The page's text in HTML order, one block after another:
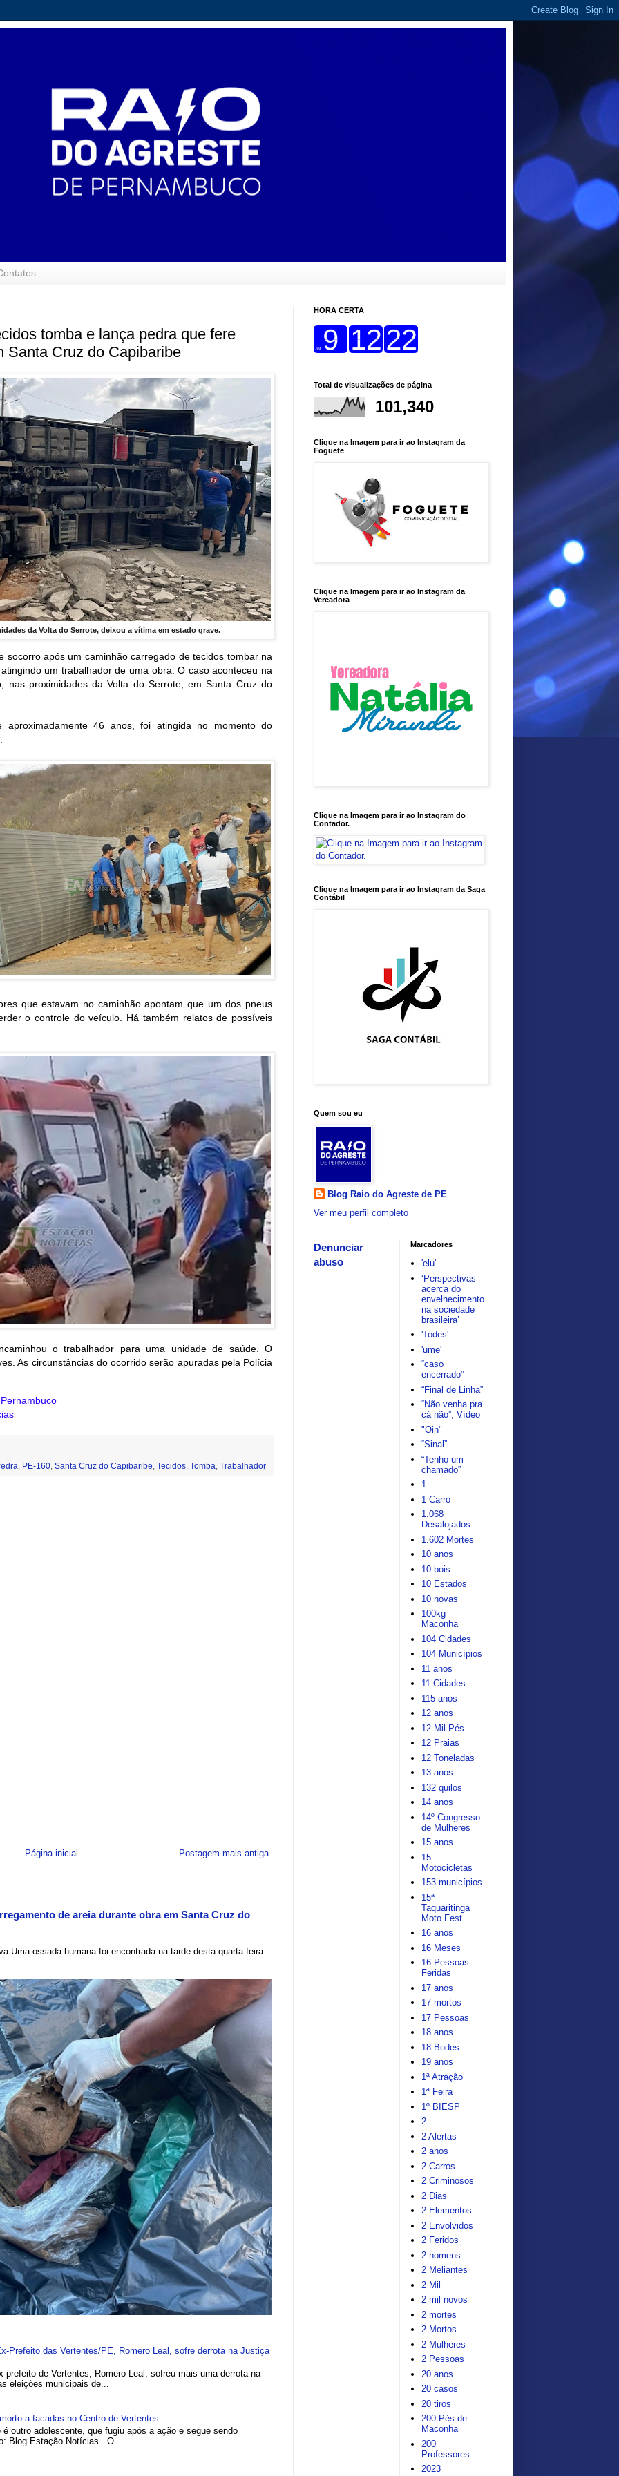
tomba e lança pedra que fere
Santa Cruz do Capibaribe
da Volta do Serrote, deixou a vítima em estado grave.
socorro após um caminhão carregado de tecidos tombar na
um trabalhador de uma obra. O caso aconteceu na
nas proximidades da Volta do Serrote, em Santa Cruz do
aproximadamente 46 anos, foi atingida no momento do
que estavam no caminhão apontam que um dos pneus
o controle do veículo. Há também relatos de possíveis
o trabalhador para uma unidade de saúde. O
As circunstâncias do ocorrido serão apuradas pela Polícia
PE-160 Santa Cruz do Capibaribe Tecidos Tomba Trabalhador
Postagem mais antiga
Página inicial
de areia durante obra em Santa Cruz do
Uma ossada humana foi encontrada na tarde desta quarta-feira
Prefeito das Vertentes/PE, Romero Leal, sofre derrota na Justiça
prefeito de Vertentes, Romero Leal, sofreu mais uma derrota na
eleições municipais de...
a facadas no Centro de Vertentes
outro adolescente, que fugiu após a ação e segue sendo
Blog Estação Notícias O...
HORA CERTA
Total de visualizações de página
101,340
Clique na Imagem para ir ao Instagram da
Foguete
Clique na Imagem para ir ao Instagram da
Vereadora
Clique na Imagem para ir ao Instagram do
Contador.
Clique na Imagem para ir ao Instagram da Saga
Contábil
Quem sou eu
Blog Raio do Agreste de PE
Ver meu perfil completo
Denunciar
abuso
Marcadores
'elu'
‘Perspectivas
acerca do
envelhecimento
na sociedade
brasileira’
'Todes'
'ume'
“caso
encerrado”
“Final de Linha”
“Não venha pra
cá não”; Vídeo
"Oin"
“Sinal”
“Tenho um
chamado”
1
1 Carro
1.068
Desalojados
1.602 Mortes
10 anos
10 bois
10 Estados
10 novas
100kg
Maconha
104 Cidades
104 Municípios
11 anos
11 Cidades
115 anos
12 anos
12 Mil Pés
12 Praias
12 Toneladas
13 anos
132 quilos
14 anos
14º Congresso
de Mulheres
15 anos
15
Motocicletas
153 municípios
15ª
Taquaritinga
Moto Fest
16 anos
16 Meses
16 Pessoas
Feridas
17 anos
17 mortos
17 Pessoas
18 anos
18 Bodes
19 anos
1ª Atração
1ª Feira
1º BIESP
2
2 Alertas
2 anos
2 Carros
2 Criminosos
2 Dias
2 Elementos
2 Envolvidos
2 Feridos
2 homens
2 Meliantes
2 Mil
2 mil novos
2 mortes
2 Mortos
2 Mulheres
2 Pessoas
20 anos
20 casos
20 tiros
200 Pés de
Maconha
200
Professores
2023